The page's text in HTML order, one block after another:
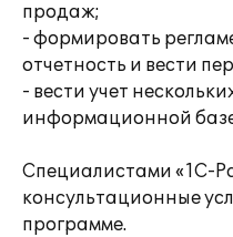
продаж;
- формировать
отчетность и вести
- вести учет
информационной
Специалистами «1С-
консультационные
программе.